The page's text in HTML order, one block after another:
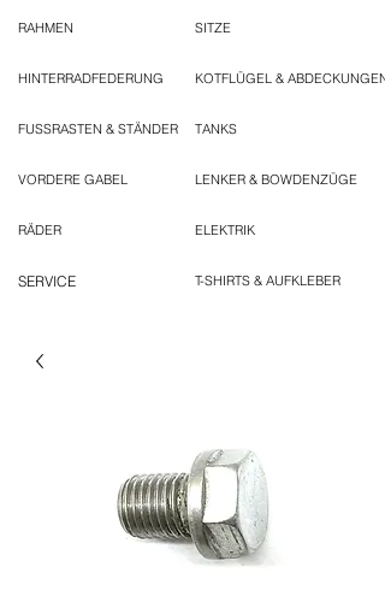
RAHMEN
HINTERRADFEDERUNG
FUSSRASTEN & STÄNDER
VORDERE GABEL
RÄDER
SERVICE
SITZE
KOTFLÜGEL & ABDECKUNGEN
TANKS
LENKER & BOWDENZÜGE
ELEKTRIK
T-SHIRTS & AUFKLEBER